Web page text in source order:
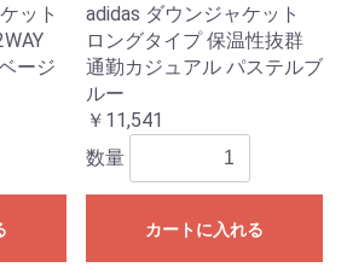
ット
ージ
adidas ダウンジャケット
ロングタイプ 保温性抜群
通勤カジュアル パステルブ
ルー
￥11,541
数量
カートに入れる